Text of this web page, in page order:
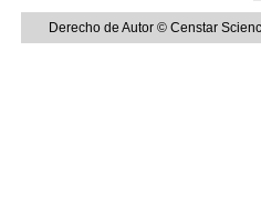
Derecho de Autor © Censtar